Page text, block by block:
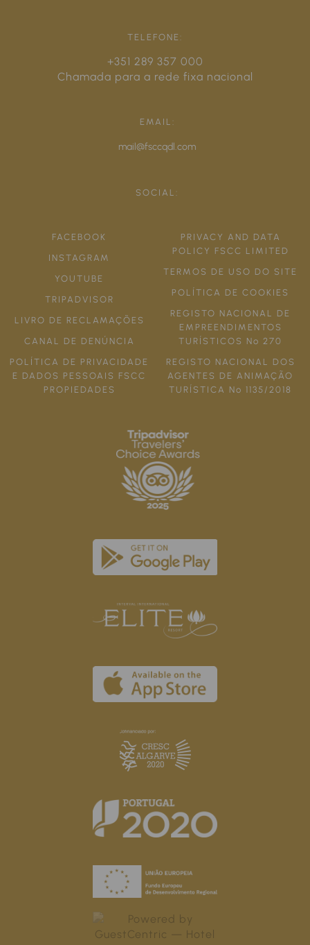
TELEFONE:
+351 289 357 000
Chamada para a rede fixa nacional
EMAIL:
mail@fsccqdl.com
SOCIAL:
FACEBOOK
INSTAGRAM
YOUTUBE
TRIPADVISOR
LIVRO DE RECLAMAÇÕES
CANAL DE DENÚNCIA
POLÍTICA DE PRIVACIDADE
E DADOS PESSOAIS FSCC
PROPIEDADES
PRIVACY AND DATA
POLICY FSCC LIMITED
TERMOS DE USO DO SITE
POLÍTICA DE COOKIES
REGISTO NACIONAL DE
EMPREENDIMENTOS
TURÍSTICOS Nº 270
REGISTO NACIONAL DOS
AGENTES DE ANIMAÇÃO
TURÍSTICA Nº 1135/2018